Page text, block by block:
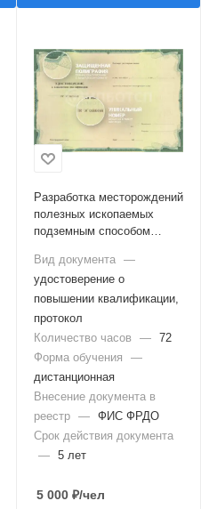
Разработка месторождений
полезных ископаемых
подземным способом
Вид документа —
удостоверение о
повышении квалификации,
протокол
Количество часов
— 72
Форма обучения
—
дистанционная
Внесение документа в
реестр — ФИС ФРДО
Срок действия документа
— 5 лет
5 000 ₽/чел